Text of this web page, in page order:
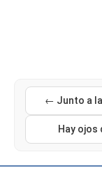
← Junto a la
Hay ojos